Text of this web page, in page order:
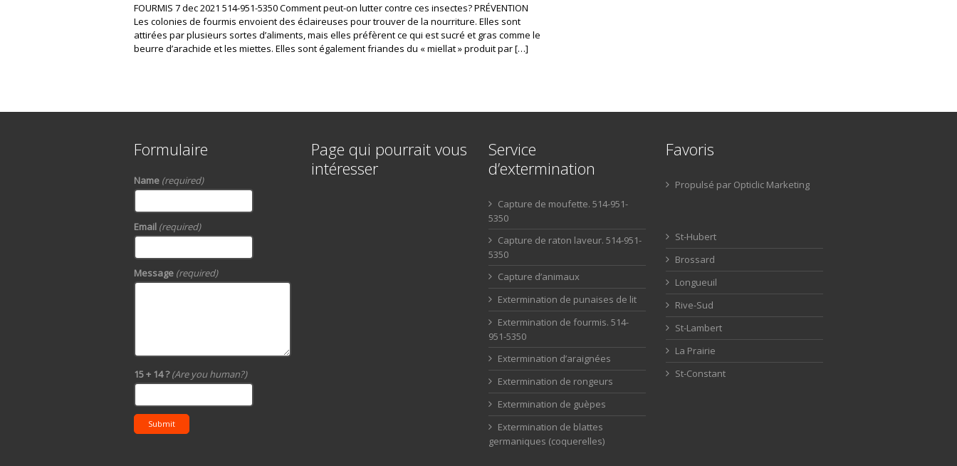
FOURMIS 7 dec 2021 514-951-5350 Comment peut-on lutter contre ces insectes? PRÉVENTION
Les colonies de fourmis envoient des éclaireuses pour trouver de la nourriture. Elles sont
attirées par plusieurs sortes d’aliments, mais elles préfèrent ce qui est sucré et gras comme le
beurre d’arachide et les miettes. Elles sont également friandes du « miellat » produit par […]
Formulaire
Name (required)
Email (required)
Message (required)
15 + 14 ?(Are you human?)
Submit
Page qui pourrait vous
intéresser
Service
d’extermination
Capture de moufette. 514-951-
5350
Capture de raton laveur. 514-951-
5350
Capture d’animaux
Extermination de punaises de lit
Extermination de fourmis. 514-
951-5350
Extermination d’araignées
Extermination de rongeurs
Extermination de guèpes
Extermination de blattes
germaniques (coquerelles)
Favoris
Propulsé par Opticlic Marketing
St-Hubert
Brossard
Longueuil
Rive-Sud
St-Lambert
La Prairie
St-Constant